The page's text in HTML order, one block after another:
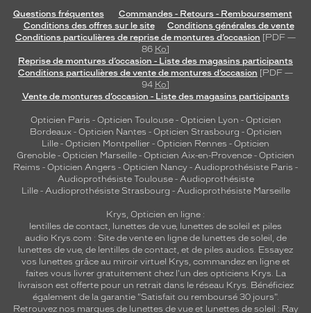
Questions fréquentes
Commandes - Retours - Remboursement
Conditions des offres sur le site
Conditions générales de vente
Conditions particulières de reprise de montures d’occasion [PDF —
86 Ko]
Reprise de montures d’occasion - Liste des magasins participants
Conditions particulières de vente de montures d’occasion [PDF —
94 Ko]
Vente de montures d’occasion - Liste des magasins participants
Opticien Paris - Opticien Toulouse- Opticien Lyon - Opticien
Bordeaux- Opticien Nantes - Opticien Strasbourg - Opticien
Lille - Opticien Montpellier - Opticien Rennes - Opticien
Grenoble - Opticien Marseille - Opticien Aix-en-Provence - Opticien
Reims - Opticien Angers - Opticien Nancy - Audioprothésiste Paris -
Audioprothésiste Toulouse- Audioprothésiste
Lille- Audioprothésiste Strasbourg - Audioprothésiste Marseille
Krys, Opticien en ligne :
lentilles de contact, lunettes de vue, lunettes de soleil et piles
audio Krys.com : Site de vente en ligne de lunettes de soleil, de
lunettes de vue, de lentilles de contact, et de piles audios. Essayez
vos lunettes grâce au miroir virtuel Krys, commandez en ligne et
faites vous livrer gratuitement chez l'un des opticiens Krys. La
livraison est offerte pour un retrait dans le réseau Krys. Bénéficiez
également de la garantie "Satisfait ou remboursé 30 jours".
Retrouvez nos marques de lunettes de vue et lunettes de soleil : Ray